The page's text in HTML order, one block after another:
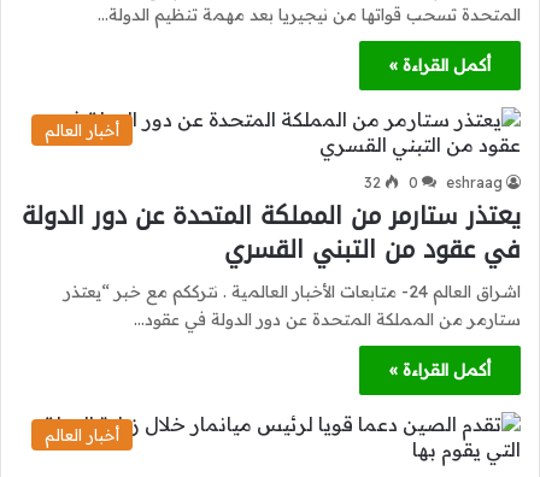
المتحدة تسحب قواتها من نيجيريا بعد مهمة تنظيم الدولة…
أكمل القراءة »
أخبار العالم
eshraag
0
32
يعتذر ستارمر من المملكة المتحدة عن دور الدولة
في عقود من التبني القسري
اشراق العالم 24- متابعات الأخبار العالمية . نترككم مع خبر “يعتذر
ستارمر من المملكة المتحدة عن دور الدولة في عقود…
أكمل القراءة »
أخبار العالم